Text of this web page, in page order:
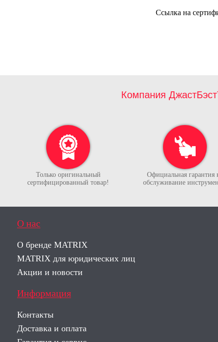
Ссылка на
Компания
Только оригинальный
сертифицированный товар!
Официальная гарантия
обслуживание
О нас
О бренде MATRIX
MATRIX для юридических лиц
Акции и новости
Информация
Контакты
Доставка и оплата